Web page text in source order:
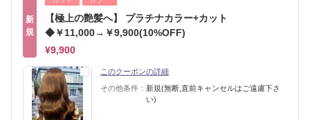
新
規
【極上の艶髪へ】 プラチナカラー+カット
◆￥11,000→￥9,900(10%OFF)
¥9,900
このクーポンの詳細
その他条件： 新規(無断,直前キャンセルはご遠慮下さ
い)